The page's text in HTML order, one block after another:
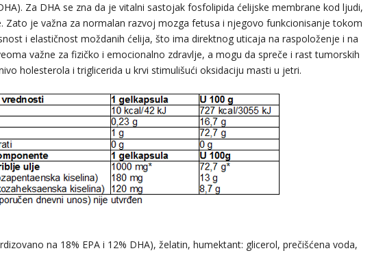
Za DHA se zna da je vitalni sastojak fosfolipida ćelijske membrane kod ljudi,
Zato je važna za normalan razvoj mozga fetusa i njegovo funkcionisanje tokom
i elastičnost moždanih ćelija, što ima direktnog uticaja na raspoloženje i na
važne za fizičko i emocionalno zdravlje, a mogu da spreče i rast tumorskih
holesterola i triglicerida u krvi stimulišući oksidaciju masti u jetri.
na 18% EPA i 12% DHA), želatin, humektant: glicerol, prečišćena voda,